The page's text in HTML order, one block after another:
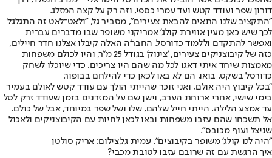
דורון שפר ועודד קטש ועד עמרי כספי, וזה רק על קצה המזלג.
"התקציב שלנו התאים להבאת צעירים", מסביר גל, "ולאט־לאט זה התגלגל
לכך שיש כאן מעין אווירת קולג' אמריקני משופר שבו מדברים עברית
ואפשר להתקדם וללמוד כדורסל. החבר'ה האלה קיבלו אצלנו חדר חיילים,
כזה של קיבוצניקים צעירים, 'צינוק' בגודל 25 מ"ר, והיו לכולם משפחות
מאמצות שיחד איתי דאגו לכל מה שהם היו צריכים, כדי שיוכלו לשחק
כדורסל בשקט. בואו, הם לא באו לכאן כדי להילחם בבופור.
"בכל קיבוץ היה אולם, ואני זוכר שהייתי הולך עם עודד קטש לאולם בעמיר
בימי שישי, אחרי ארוחת הערב, וישן שם על המזרנים בזמן שעודד זרק לסל
עד אמצע הלילה. הייתי חייל שלהם, שלו ושל שפר במיוחד, אבל של כולם.
אל תשכחו שהם עזבו משפחות ובאו לכאן לחיות עם הקיבוצניקים ולאכול
שניצל ועוף מכובס".
"היה לנו קולג' משופר בקיבוצים". עמית גל,צילום: אריק סולטן
איך הרגשת עם זה שרובם עזבו לטובת מכבי?